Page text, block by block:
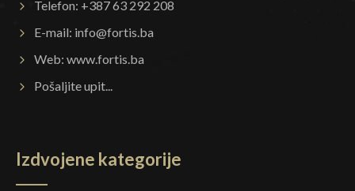
Telefon: +387 63 292 208
E-mail: info@fortis.ba
Web: www.fortis.ba
Pošaljite upit...
Izdvojene kategorije